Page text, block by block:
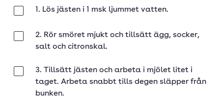
1. Lös jästen i 1 msk ljummet vatten.
2. Rör smöret mjukt och tillsätt ägg, socker,
salt och citronskal.
3. Tillsätt jästen och arbeta i mjölet litet i
taget. Arbeta snabbt tills degen släpper från
bunken.